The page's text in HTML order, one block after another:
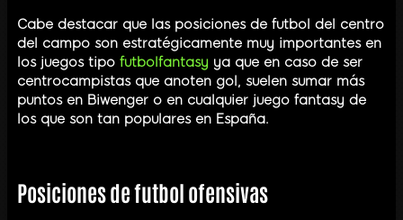
Cabe destacar que las posiciones de futbol del centro
del campo son estratégicamente muy importantes en
los juegos tipo futbolfantasy ya que en caso de ser
centrocampistas que anoten gol, suelen sumar más
puntos en Biwenger o en cualquier juego fantasy de
los que son tan populares en España.
Posiciones de futbol ofensivas